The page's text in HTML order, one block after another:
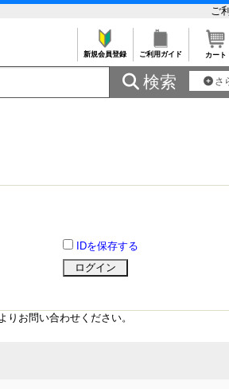
ご
新規会員登録 ご利用ガイド カート
 検索 さ
IDを保存する
りお問い合わせください。